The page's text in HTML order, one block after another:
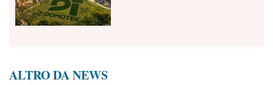
ALTRO DA NEWS